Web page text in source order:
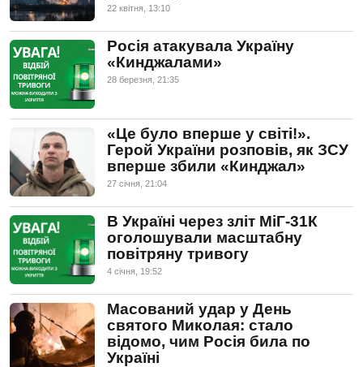
22 квiтня, 13:10
Росія атакувала Україну
«Кинджалами»
28 березня, 21:35
«Це було вперше у світі!».
Герой України розповів, як ЗСУ
вперше збили «Кинджал»
27 сiчня, 21:04
В Україні через зліт МіГ-31К
оголошували масштабну
повітряну тривогу
4 сiчня, 19:52
Масований удар у День
святого Миколая: стало
відомо, чим Росія била по
Україні